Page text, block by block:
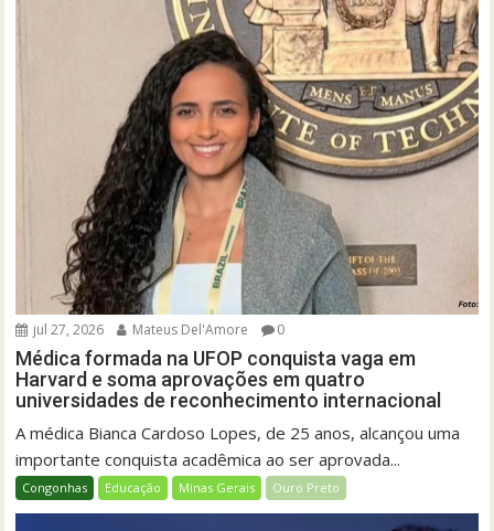
jul 27, 2026 Mateus Del'Amore 0
Médica formada na UFOP conquista vaga em
Harvard e soma aprovações em quatro
universidades de reconhecimento internacional
A médica Bianca Cardoso Lopes, de 25 anos, alcançou uma
importante conquista acadêmica ao ser aprovada...
Congonhas Educação Minas Gerais Ouro Preto